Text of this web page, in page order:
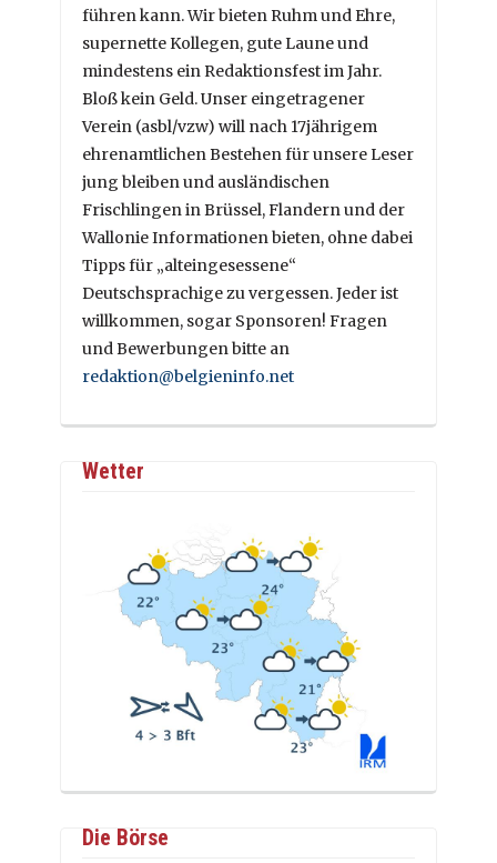
führen kann. Wir bieten Ruhm und Ehre,
supernette Kollegen, gute Laune und
mindestens ein Redaktionsfest im Jahr.
Bloß kein Geld. Unser eingetragener
Verein (asbl/vzw) will nach 17jährigem
ehrenamtlichen Bestehen für unsere Leser
jung bleiben und ausländischen
Frischlingen in Brüssel, Flandern und der
Wallonie Informationen bieten, ohne dabei
Tipps für „alteingesessene“
Deutschsprachige zu vergessen. Jeder ist
willkommen, sogar Sponsoren! Fragen
und Bewerbungen bitte an
redaktion@belgieninfo.net
Wetter
Die Börse